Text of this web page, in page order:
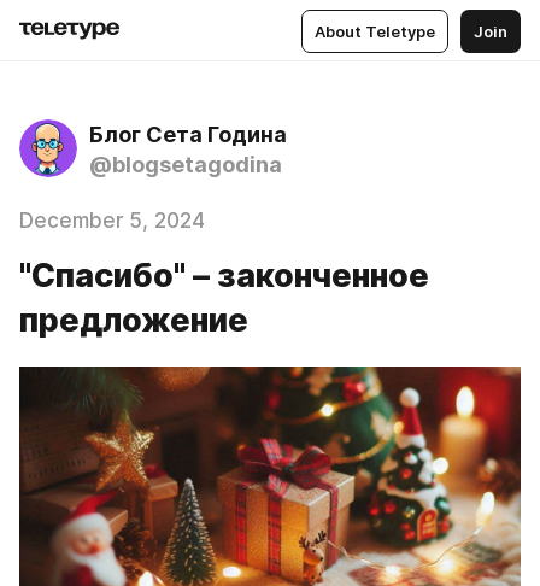
About Teletype Join
Блог Сета Година
@blogsetagodina
December 5, 2024
"Спасибо" – законченное
предложение